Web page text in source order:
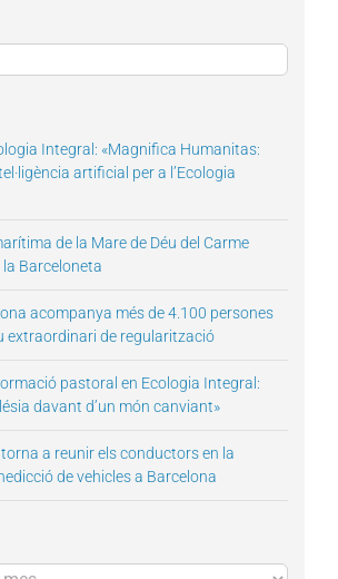
Integral: «Magnifica Humanitas:
artificial per a l’Ecologia
de la Mare de Déu del Carme
Barceloneta
acompanya més de 4.100 persones
extraordinari de regularització
pastoral en Ecologia Integral:
davant d’un món canviant»
a reunir els conductors en la
de vehicles a Barcelona